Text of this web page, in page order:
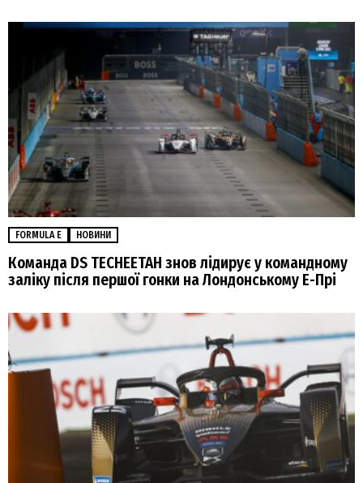
FORMULA E НОВИНИ
Команда DS TECHEETAH знов лідирує у командному
заліку після першої гонки на Лондонському Е-Прі